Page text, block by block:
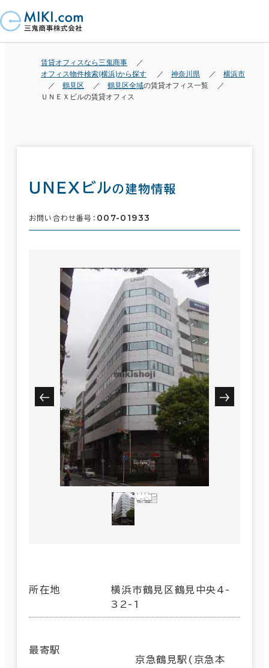
賃貸オフィスなら三鬼商事
オフィス物件検索(横浜)から探す
神奈川県
横浜市
鶴見区
鶴見区全域の賃貸オフィス一覧
ＵＮＥＸビルの賃貸オフィス
ＵＮＥＸビルの建物情報
お問い合わせ番号： 007-01933
所在地
横浜市鶴見区鶴見中央4-
32-1
最寄駅
京急鶴見駅(京急本